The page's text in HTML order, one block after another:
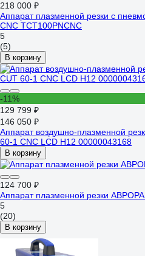
218 000 ₽
Аппарат плазменной резки с
CNC TCT100PNCNC
5
(5)
В корзину
-11%
129 799 ₽
146 050 ₽
Аппарат воздушно-плазменной
60-1 CNC LCD H12 00000043168
В корзину
124 700 ₽
Аппарат плазменной резки
5
(20)
В корзину